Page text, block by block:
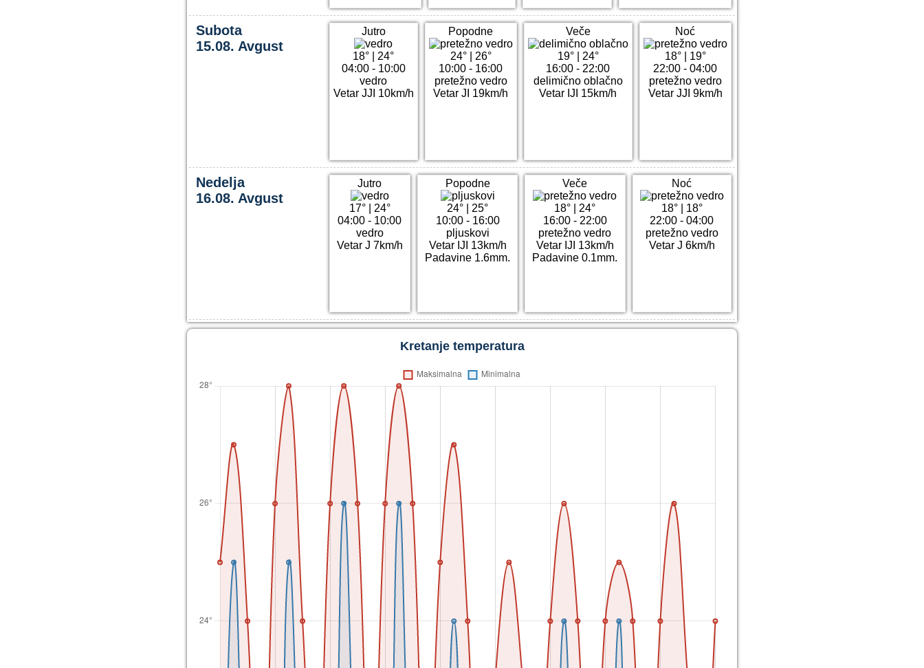
Subota
15.08. Avgust
Jutro
18°
24°
04:00 - 10:00
vedro
Vetar JJI 10km/h
Popodne
24°| 26°
10:00 - 16:00
pretežno vedro
Vetar JI 19km/h
Veče
19°| 24°
16:00 - 22:00
delimično oblačno
Vetar IJI 15km/h
Noć
18°| 19°
22:00 - 04:00
pretežno vedro
Vetar JJI 9km/h
Nedelja
16.08. Avgust
Jutro
17°| 24°
04:00 - 10:00
vedro
Vetar J 7km/h
Popodne
24°
25°
10:00 - 16:00
pljuskovi
Vetar IJI 13km/h
Padavine 1.6mm.
Veče
18°
24°
16:00 - 22:00
pretežno vedro
Vetar IJI 13km/h
Padavine 0.1mm.
Noć
18°| 18°
22:00 - 04:00
pretežno vedro
Vetar J 6km/h
Kretanje temperatura